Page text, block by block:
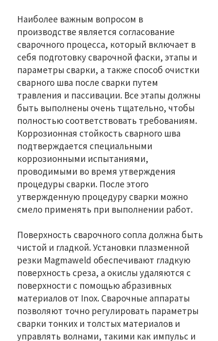
Наиболее важным вопросом в
производстве является согласование
сварочного процесса, который включает в
себя подготовку сварочной фаски, этапы и
параметры сварки, а также способ очистки
сварного шва после сварки путем
травления и пассивации. Все этапы должны
быть выполнены очень тщательно, чтобы
полностью соответствовать требованиям.
Коррозионная стойкость сварного шва
подтверждается специальными
коррозионными испытаниями,
проводимыми во время утверждения
процедуры сварки. После этого
утвержденную процедуру сварки можно
смело применять при выполнении работ.
Поверхность сварочного сопла должна быть
чистой и гладкой. Установки плазменной
резки Magmaweld обеспечивают гладкую
поверхность среза, а окислы удаляются с
поверхности с помощью абразивных
материалов от Inox. Сварочные аппараты
позволяют точно регулировать параметры
сварки тонких и толстых материалов и
управлять волнами, такими как импульс и